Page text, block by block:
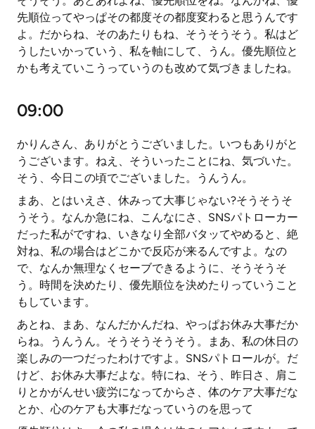
先順位ってやっぱその都度その都度変わると思うんです
よ。だからね、そのあたりもね、そうそうそう。私はど
うしたいかっていう、私を軸にして、うん。優先順位と
かも考えていこうっていうのも改めて気づきましたね。
09:00
かりんさん、ありがとうございました。いつもありがと
うございます。ねえ、そういったことにね、気づいた。
そう、今日この頃でございました。うんうん。
まあ、とはいえさ、休みって大事じゃない?そうそうそ
うそう。なんか急にね、こんなにさ、SNSパトローカー
だった私がですね、いきなり全部バタッてやめると、絶
対ね、私の場合はどこかで反応が来るんですよ。なの
で、なんか無理なくセーブできるように、そうそうそ
う。時間を決めたり、優先順位を決めたりっていうこと
もしています。
あとね、まあ、なんだかんだね、やっぱお休み大事だか
らね。うんうん。そうそうそうそう。まあ、私の休日の
楽しみの一つだったわけですよ。SNSパトロールが。だ
けど、お休み大事だよな。特にね、そう、昨日さ、肩こ
りとかがんせい疲労になってからさ、体のケア大事だな
とか、心のケアも大事だなっていうのを思って